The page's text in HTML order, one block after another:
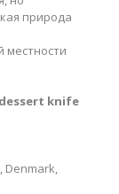
природа
местности
dessert knife​
Denmark,